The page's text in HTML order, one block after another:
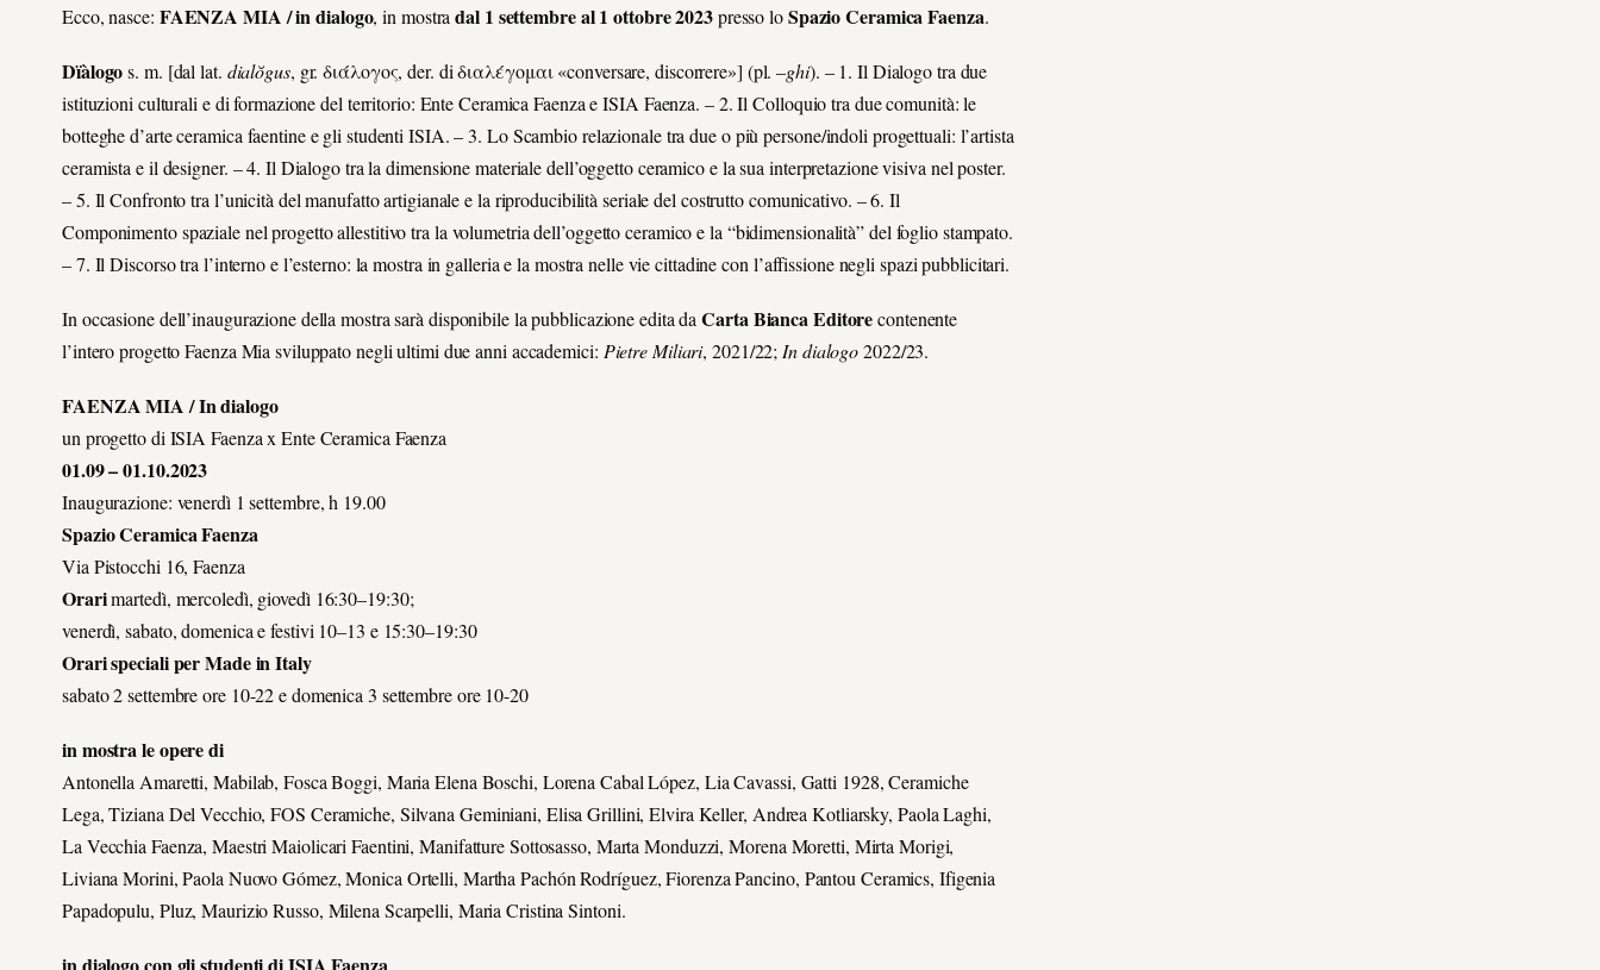
Ecco, nasce: FAENZA MIA / in dialogo, in mostradal 1 settembre al 1 ottobre 2023presso loSpazio Ceramica Faenza.
Dïàlogos. m. [dal lat. dialŏgus, gr. διάλογος, der. di διαλέγομαι «conversare, discorrere»] (pl. –ghi). – 1. Il Dialogo tra due
istituzioni culturali e di formazione del territorio: Ente Ceramica Faenza e ISIA Faenza. – 2. Il Colloquio tra due comunità: le
botteghe d’arte ceramica faentine e gli studenti ISIA. – 3. Lo Scambio relazionale tra due o più persone/indoli progettuali: l’artista
ceramista e il designer. – 4. Il Dialogo tra la dimensione materiale dell’oggetto ceramico e la sua interpretazione visiva nel poster.
– 5. Il Confronto tra l’unicità del manufatto artigianale e la riproducibilità seriale del costrutto comunicativo. – 6. Il
Componimento spaziale nel progetto allestitivo tra la volumetria dell’oggetto ceramico e la “bidimensionalità” del foglio stampato.
– 7. Il Discorso tra l’interno e l’esterno: la mostra in galleria e la mostra nelle vie cittadine con l’affissione negli spazi pubblicitari.
In occasione dell’inaugurazione della mostra sarà disponibile la pubblicazione edita daCarta Bianca Editorecontenente
l’intero progetto Faenza Mia sviluppato negli ultimi due anni accademici: Pietre Miliari, 2021/22; In dialogo2022/23.
FAENZA MIA / In dialogo
un progetto di ISIA Faenza x Ente Ceramica Faenza
01.09 – 01.10.2023
Inaugurazione: venerdì 1 settembre, h 19.00
Spazio Ceramica Faenza
Via Pistocchi 16, Faenza
Orarimartedì, mercoledì, giovedì 16:30–19:30;
venerdì, sabato, domenica e festivi 10–13 e 15:30–19:30
Orari speciali per Made in Italy
sabato 2 settembre ore 10-22 e domenica 3 settembre ore 10-20
in mostra le opere di
Antonella Amaretti, Mabilab, Fosca Boggi, Maria Elena Boschi, Lorena Cabal López, Lia Cavassi, Gatti 1928, Ceramiche
Lega, Tiziana Del Vecchio, FOS Ceramiche, Silvana Geminiani, Elisa Grillini, Elvira Keller, Andrea Kotliarsky, Paola Laghi,
La Vecchia Faenza, Maestri Maiolicari Faentini, Manifatture Sottosasso, Marta Monduzzi, Morena Moretti, Mirta Morigi,
Liviana Morini, Paola Nuovo Gómez, Monica Ortelli, Martha Pachón Rodríguez, Fiorenza Pancino, Pantou Ceramics, Ifigenia
Papadopulu, Pluz, Maurizio Russo, Milena Scarpelli, Maria Cristina Sintoni.